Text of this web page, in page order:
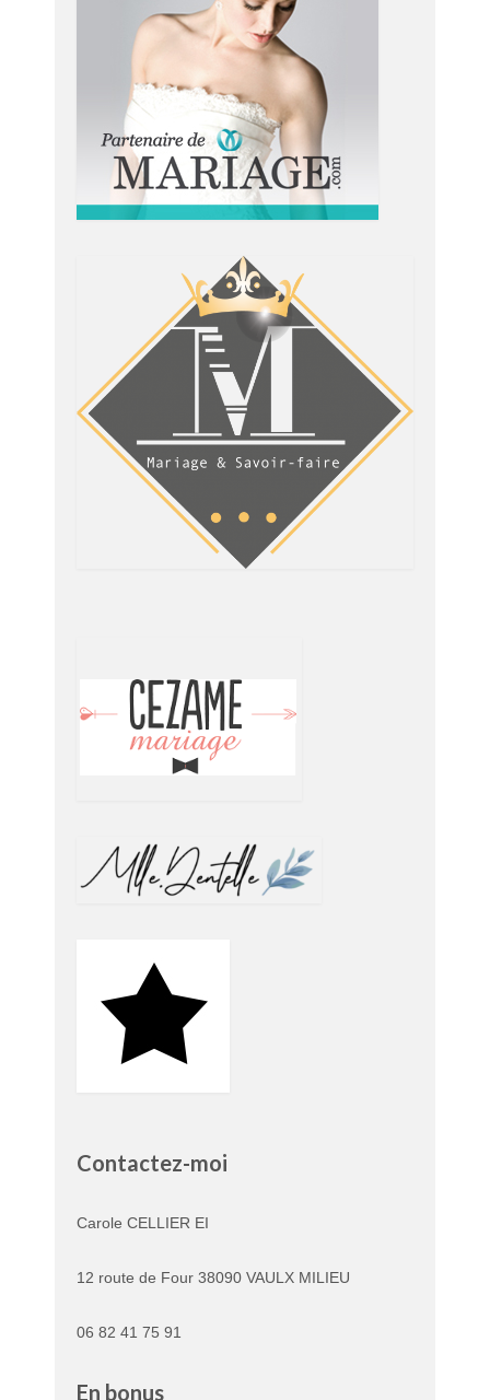
Contactez-moi
Carole CELLIER EI
12 route de Four 38090 VAULX MILIEU
06 82 41 75 91
En bonus